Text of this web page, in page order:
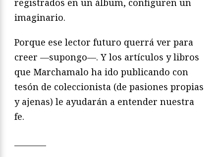
registrados en un álbum, configuren un
imaginario.
Porque ese lector futuro querrá ver para
creer —supongo—. Y los artículos y libros
que Marchamalo ha ido publicando con
tesón de coleccionista (de pasiones propias
y ajenas) le ayudarán a entender nuestra
fe.